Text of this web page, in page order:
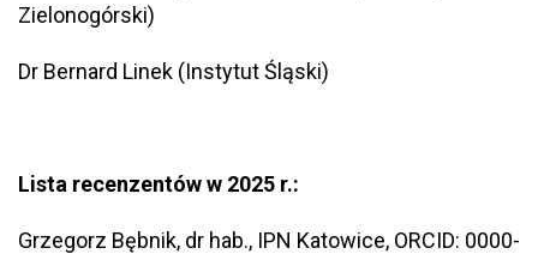
Zielonogórski)
Dr Bernard Linek (Instytut Śląski)
Lista recenzentów w 2025 r.:
Grzegorz Bębnik, dr hab., IPN Katowice, ORCID: 0000-